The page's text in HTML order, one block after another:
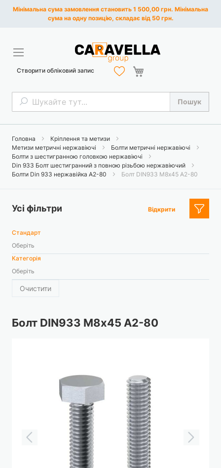
Мінімальна сума замовлення становить 1 500,00 грн. Мінімальна
сума на одну позицію, складає від 50 грн.
Пошук Пошук
Створити обліковий запис
Головна
Кріплення та метизи
Метизи метричні нержавіючі
Болти метричні нержавіючі
Болти з шестигранною головкою нержавіючі
Din 933 Болт шестигранний з повною різьбою нержавіючий
Болти Din 933 нержавійка A2-80
Болт DIN933 М8х45 А2-80
Усі фільтри Відкрити
Стандарт
Оберіть
Категорія
Оберіть
Очистити
Болт DIN933 М8х45 А2-80